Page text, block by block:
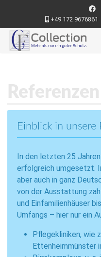
+49 172 9676861
Referenzen
Einblick in unsere
In den letzten 25
erfolgreich umgesetzt.
aber auch in ganz
von der Ausstattung
und Einfamilienhäuser
Umfangs – hier nur ein
Pflegekliniken, wie
Ettenheimmünster